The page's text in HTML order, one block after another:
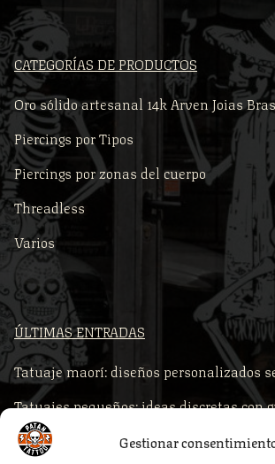
Gestionar
CATEGORÍAS DE PRODUCTOS
Oro sólido artesanal 14k Arven Joias
Piercings por Tipos
Piercings por zonas del cuerpo
Threadless
Varios
ÚLTIMAS ENTRADAS
Tatuaje maorí: diseños personalizados
Tatuajes pequeños: ideas discretas con
Comprar piercings según la zona del